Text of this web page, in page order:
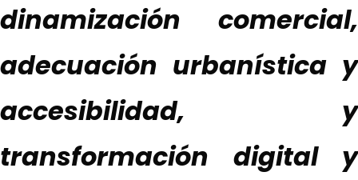
dinamización comercial,
adecuación urbanística y
accesibilidad, y
transformación digital y